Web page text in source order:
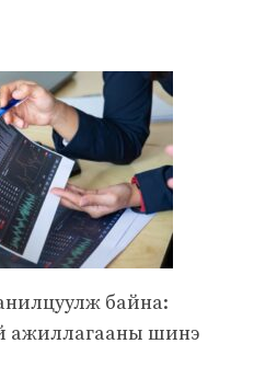
байна:
ажиллагааны шинэ